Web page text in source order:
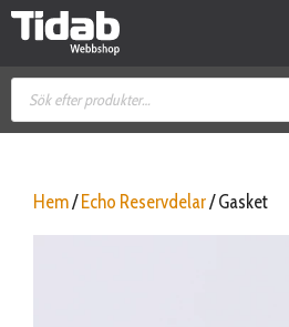
Hoppa
Produktsökning
Hem/ Echo Reservdelar/ Gasket